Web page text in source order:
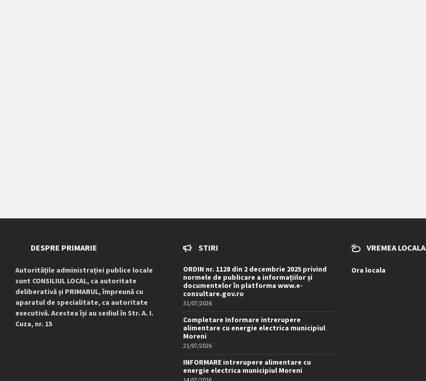
DESPRE PRIMARIE
Autoritățile administrației publice locale
sunt CONSILIUL LOCAL, ca autoritate
deliberativă și PRIMARUL, împreună cu
aparatul de specialitate, ca autoritate
executivă. Acestea își au sediul în Str. A. I.
Cuza, nr. 15
STIRI
ORDIN nr. 1128 din 2 decembrie 2025 privind
normele de publicare a informațiilor și
documentelor în platforma www.e-
consultare.gov.ro
31/07/2026
Completare Informare intrerupere
alimentare cu energie electrica municipiul
Moreni
21/07/2026
INFORMARE intrerupere alimentare cu
energie electrica municipiul Moreni
VREMEA LOCALA
Ora locala